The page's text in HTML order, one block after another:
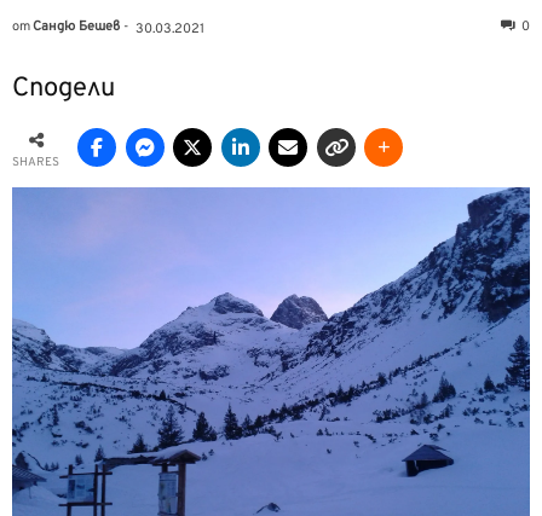
отСандю Бешев - 30.03.2021 0
Сподели
SHARES